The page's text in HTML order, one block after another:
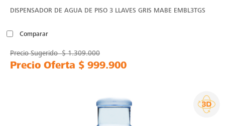
DISPENSADOR DE AGUA DE PISO 3 LLAVES GRIS MABE EMBL3TGS
Comparar
Precio Sugerido$ 1.309.000
Precio Oferta $ 999.900